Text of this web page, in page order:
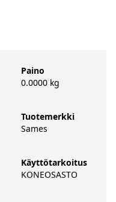
Paino
0.0000 kg
Tuotemerkki
Sames
Käyttötarkoitus
KONEOSASTO